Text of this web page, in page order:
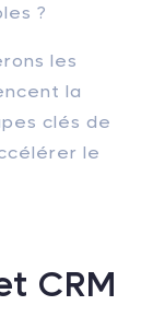
?
les
la
clés de
le
CRM